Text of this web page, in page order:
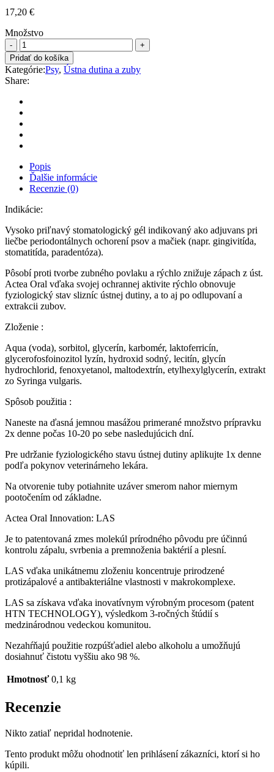
17,20 €
Množstvo
ACTEA
ORAL
15ML
quantity
Pridať do košíka
Kategórie:Psy, Ústna dutina a zuby
Share:
Popis
Ďalšie informácie
Recenzie (0)
Indikácie:
Vysoko priľnavý stomatologický gél indikovaný ako adjuvans pri
liečbe periodontálnych ochorení psov a mačiek (napr. gingivitída,
stomatitída, paradentóza).
Pôsobí proti tvorbe zubného povlaku a rýchlo znižuje zápach z úst.
Actea Oral vďaka svojej ochrannej aktivite rýchlo obnovuje
fyziologický stav slizníc ústnej dutiny, a to aj po odlupovaní a
extrakcii zubov.
Zloženie :
Aqua (voda), sorbitol, glycerín, karbomér, laktoferricín,
glycerofosfoinozitol lyzín, hydroxid sodný, lecitín, glycín
hydrochlorid, fenoxyetanol, maltodextrín, etylhexylglycerín, extrakt
zo Syringa vulgaris.
Spôsob použitia :
Naneste na ďasná jemnou masážou primerané množstvo prípravku
2x denne počas 10-20 po sebe nasledujúcich dní.
Pre udržanie fyziologického stavu ústnej dutiny aplikujte 1x denne
podľa pokynov veterinárneho lekára.
Na otvorenie tuby potiahnite uzáver smerom nahor miernym
pootočením od základne.
Actea Oral Innovation: LAS
Je to patentovaná zmes molekúl prírodného pôvodu pre účinnú
kontrolu zápalu, svrbenia a premnoženia baktérií a plesní.
LAS vďaka unikátnemu zloženiu koncentruje prirodzené
protizápalové a antibakteriálne vlastnosti v makrokomplexe.
LAS sa získava vďaka inovatívnym výrobným procesom (patent
HTN TECHNOLOGY), výsledkom 3-ročných štúdií s
medzinárodnou vedeckou komunitou.
Nezahŕňajú použitie rozpúšťadiel alebo alkoholu a umožňujú
dosiahnuť čistotu vyššiu ako 98 %.
Hmotnosť 0,1 kg
Recenzie
Nikto zatiaľ nepridal hodnotenie.
Tento produkt môžu ohodnotiť len prihlásení zákazníci, ktorí si ho
kúpili.